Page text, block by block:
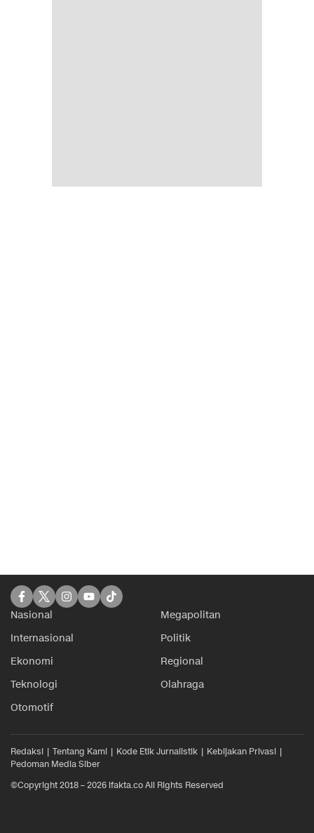
Nasional
Megapolitan
Internasional
Politik
Ekonomi
Regional
Teknologi
Olahraga
Otomotif
Redaksi Tentang Kami Kode Etik Jurnalistik
Kebijakan Privasi
Pedoman Media Siber
©Copyright 2018 – 2026 ifakta.co All Rights Reserved